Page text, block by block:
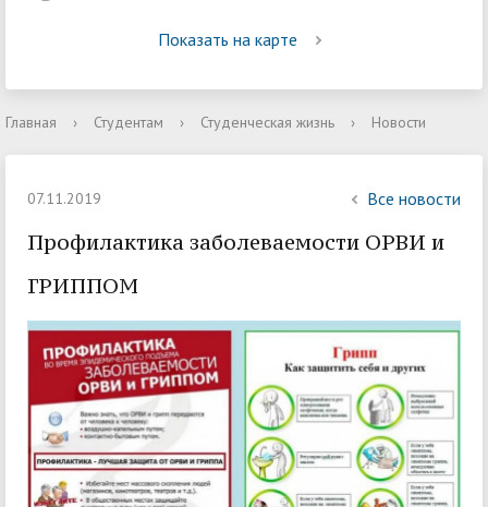
Показать на карте
Главная › Студентам › Студенческая жизнь › Новости
07.11.2019 Все новости
Профилактика заболеваемости ОРВИ и
ГРИППОМ